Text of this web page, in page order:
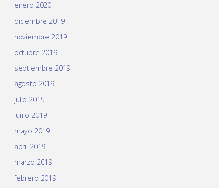
enero 2020
diciembre 2019
noviembre 2019
octubre 2019
septiembre 2019
agosto 2019
julio 2019
junio 2019
mayo 2019
abril 2019
marzo 2019
febrero 2019